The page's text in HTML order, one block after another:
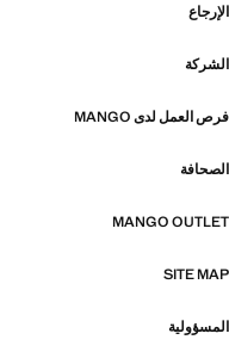
الإرجاع
الشركة
فرص العمل لدى MANGO
الصحافة
MANGO OUTLET
SITE MAP
المسؤولية